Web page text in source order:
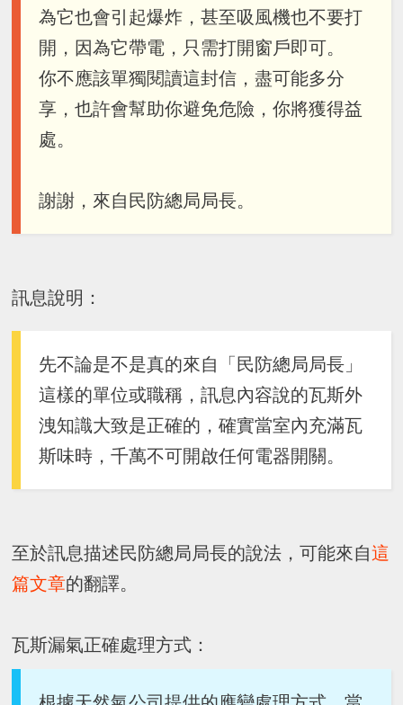
為它也會引起爆炸，甚至吸風機也不要打
開，因為它帶電，只需打開窗戶即可。
你不應該單獨閱讀這封信，盡可能多分
享，也許會幫助你避免危險，你將獲得益
處。
謝謝，來自民防總局局長。
訊息說明：
先不論是不是真的來自「民防總局局長」
這樣的單位或職稱，訊息內容說的瓦斯外
洩知識大致是正確的，確實當室內充滿瓦
斯味時，千萬不可開啟任何電器開關。
至於訊息描述民防總局局長的說法，可能來自這
篇文章的翻譯。
瓦斯漏氣正確處理方式：